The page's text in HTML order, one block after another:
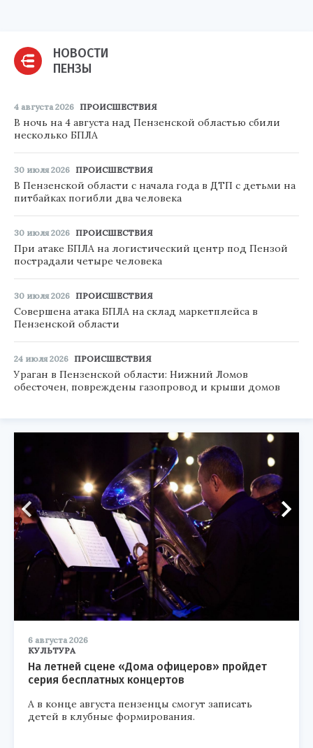
НОВОСТИ
ПЕНЗЫ
4 августа 2026 ПРОИСШЕСТВИЯ
В ночь на 4 августа над Пензенской областью сбили
несколько БПЛА
30 июля 2026 ПРОИСШЕСТВИЯ
В Пензенской области с начала года в ДТП с детьми на
питбайках погибли два человека
30 июля 2026 ПРОИСШЕСТВИЯ
При атаке БПЛА на логистический центр под Пензой
пострадали четыре человека
30 июля 2026 ПРОИСШЕСТВИЯ
Совершена атака БПЛА на склад маркетплейса в
Пензенской области
24 июля 2026 ПРОИСШЕСТВИЯ
Ураган в Пензенской области: Нижний Ломов
обесточен, повреждены газопровод и крыши домов
6 августа 2026
КУЛЬТУРА
На летней сцене «Дома офицеров» пройдет
серия бесплатных концертов
А в конце августа пензенцы смогут записать
детей в клубные формирования.